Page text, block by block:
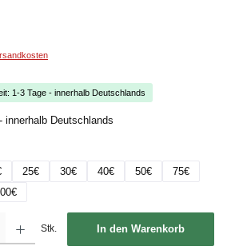
1-3 Tage - innerhalb Deutschlands
innerhalb Deutschlands
25€ 30€ 40€ 50€
75€
Stk. In den Warenkorb